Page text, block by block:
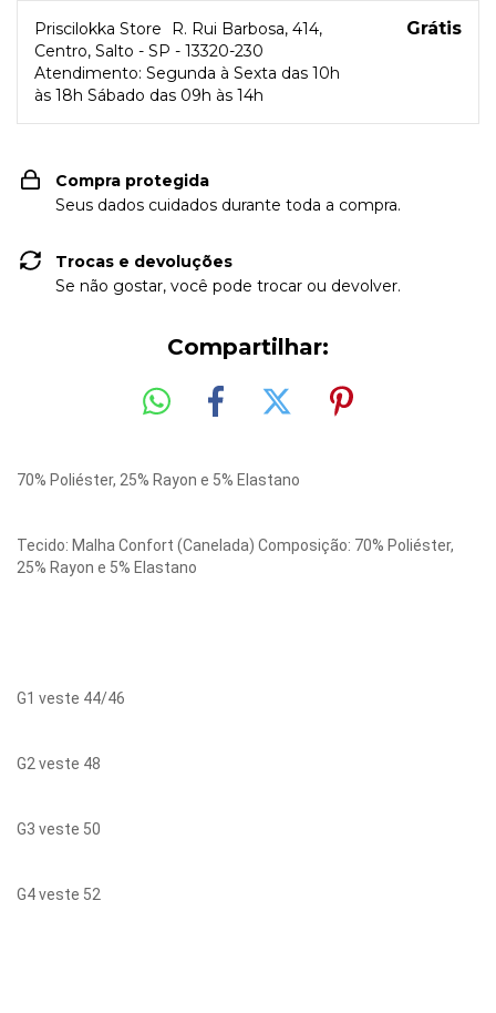
Priscilokka Store
R. Rui Barbosa, 414,
Centro, Salto - SP - 13320-230
Atendimento: Segunda à Sexta das 10h
às 18h Sábado das 09h às 14h
Grátis
Compra protegida
Seus dados cuidados durante toda a compra.
Trocas e devoluções
Se não gostar, você pode trocar ou devolver.
Compartilhar:
70% Poliéster, 25% Rayon e 5% Elastano
Tecido: Malha Confort (Canelada) Composição: 70% Poliéster,
25% Rayon e 5% Elastano
G1 veste 44/46
G2 veste 48
G3 veste 50
G4 veste 52